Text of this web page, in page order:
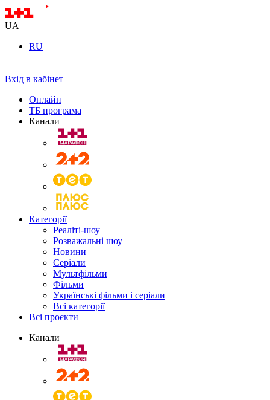
UA
RU
Вхід в кабінет
Онлайн
ТБ програма
Канали
Категорії
Реаліті-шоу
Розважальні шоу
Новини
Серіали
Мультфільми
Фільми
Українські фільми і серіали
Всі категорії
Всі проєкти
Канали